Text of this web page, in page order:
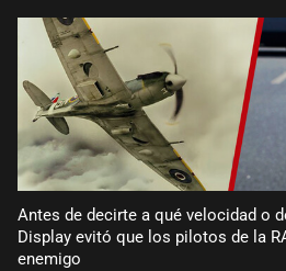
Antes de decirte a qué velocidad o
Display evitó que los pilotos de la
enemigo